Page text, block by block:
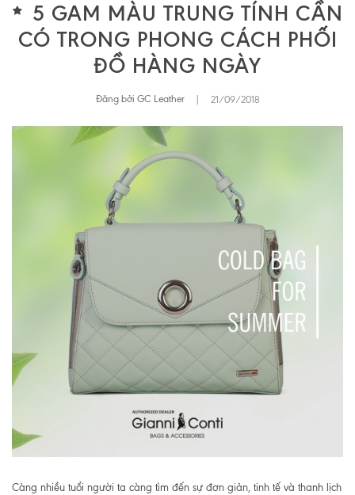
5 GAM MÀU TRUNG TÍNH CẦN
CÓ TRONG PHONG CÁCH PHỐI
ĐỒ HÀNG NGÀY
Đăng bởi GC Leather 21/09/2018
Càng nhiều tuổi người ta càng tìm đến sự đơn giản, tinh tế và thanh lịch